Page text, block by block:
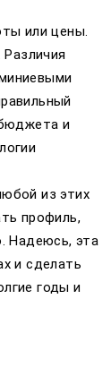
или цены.
и
из этих
профиль,
Надеюсь, эта
и сделать
годы и